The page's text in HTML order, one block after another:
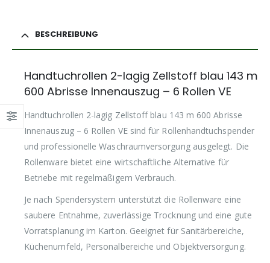
BESCHREIBUNG
Handtuchrollen 2-lagig Zellstoff blau 143 m
600 Abrisse Innenauszug – 6 Rollen VE
Handtuchrollen 2-lagig Zellstoff blau 143 m 600 Abrisse
Innenauszug – 6 Rollen VE sind für Rollenhandtuchspender
und professionelle Waschraumversorgung ausgelegt. Die
Rollenware bietet eine wirtschaftliche Alternative für
Betriebe mit regelmäßigem Verbrauch.
Je nach Spendersystem unterstützt die Rollenware eine
saubere Entnahme, zuverlässige Trocknung und eine gute
Vorratsplanung im Karton. Geeignet für Sanitärbereiche,
Küchenumfeld, Personalbereiche und Objektversorgung.